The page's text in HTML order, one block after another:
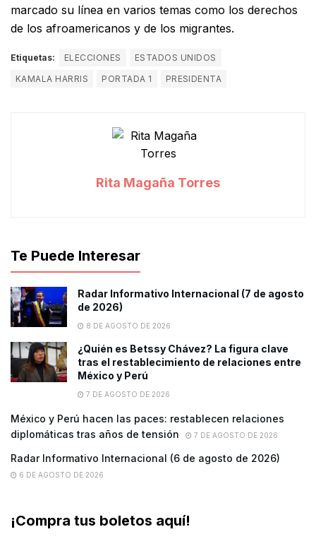
marcado su línea en varios temas como los derechos
de los afroamericanos y de los migrantes.
Etiquetas: ELECCIONES
ESTADOS UNIDOS
KAMALA HARRIS
PORTADA 1 PRESIDENTA
Rita Magaña Torres
Te Puede Interesar
Radar Informativo Internacional (7 de agosto
de 2026)
8 DE AGOSTO DE 2026
¿Quién es Betssy Chávez? La figura clave
tras el restablecimiento de relaciones entre
México y Perú
7 DE AGOSTO DE 2026
México y Perú hacen las paces: restablecen relaciones
diplomáticas tras años de tensión
7 DE AGOSTO DE 2026
Radar Informativo Internacional (6 de agosto de 2026)
6 DE AGOSTO DE 2026
¡Compra tus boletos aquí!